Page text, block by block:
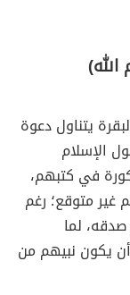
يتناول دعوة
الإسلام
في كتبهم،
غير متوقع؛ رغم
لما
يكون نبيهم من